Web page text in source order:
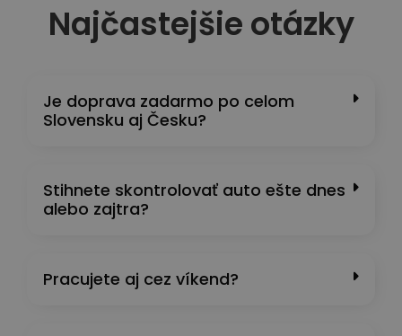
Najčastejšie otázky
Je doprava zadarmo po celom
Slovensku aj Česku?
Stihnete skontrolovať auto ešte dnes
alebo zajtra?
Pracujete aj cez víkend?